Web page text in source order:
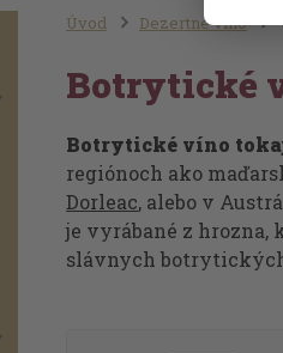
Úvod Dezertné víno
Botrytické
Botrytické víno
regiónoch ako
Dorleac, alebo v
je vyrábané z
slávnych